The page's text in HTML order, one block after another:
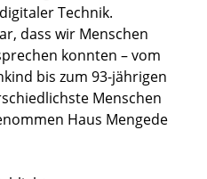
Technik.
dass wir Menschen
konnten – vom
bis zum 93-jährigen
Menschen
Haus Mengede